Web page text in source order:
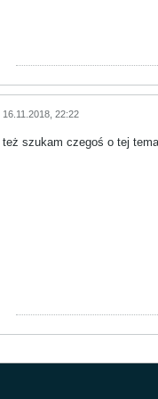
16.11.2018, 22:22
też szukam czegoś o tej